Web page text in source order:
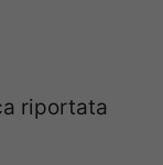
riportata